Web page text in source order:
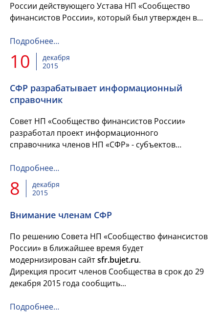
России действующего Устава НП «Сообщество
финансистов России», который был утвержден в
Сообщества рассм...
Подробнее…
10
декабря
2015
СФР разрабатывает информационный
справочник
Совет НП «Сообщество финансистов России»
разработал проект информационного
справочника членов НП «СФР» - субъектов
образований и организаций. Справочник п...
Подробнее…
8
декабря
2015
Внимание членам СФР
По решению Совета НП «Сообщество финансистов
России» в ближайшее время будет
модернизирован сайтsfr.bujet.ru.
Дирекция просит членов Сообщества в срок до 29
декабря 2015 года сообщить...
Подробнее…